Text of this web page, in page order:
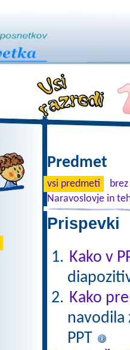
Predmet
vsi predmeti
Naravoslovje in
Prispevki
Kako v
Kako
navodila
PPT